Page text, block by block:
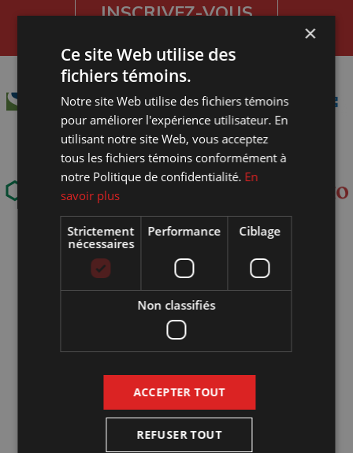
INSCRIVEZ-VOUS
×
Ce site Web utilise des
fichiers témoins.
Notre site Web utilise des fichiers témoins
pour améliorer l'expérience utilisateur. En
utilisant notre site Web, vous acceptez
tous les fichiers témoins conformément à
notre Politique de confidentialité. En
savoir plus
Strictement
nécessaires
Performance Ciblage
Non classifiés
ACCEPTER TOUT
REFUSER TOUT